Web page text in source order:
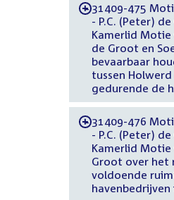
-31409-475
- P.C. (Peter)
Kamerlid Motie
de Groot en
bevaarbaar
tussen
gedurende de
-31409-476
- P.C. (Peter)
Kamerlid
Groot over het
voldoende